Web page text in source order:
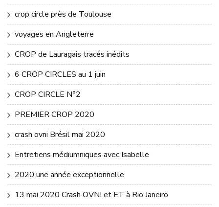
crop circle près de Toulouse
voyages en Angleterre
CROP de Lauragais tracés inédits
6 CROP CIRCLES au 1 juin
CROP CIRCLE N°2
PREMIER CROP 2020
crash ovni Brésil mai 2020
Entretiens médiumniques avec Isabelle
2020 une année exceptionnelle
13 mai 2020 Crash OVNI et ET à Rio Janeiro